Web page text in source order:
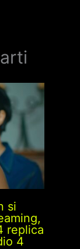
si
replica
4